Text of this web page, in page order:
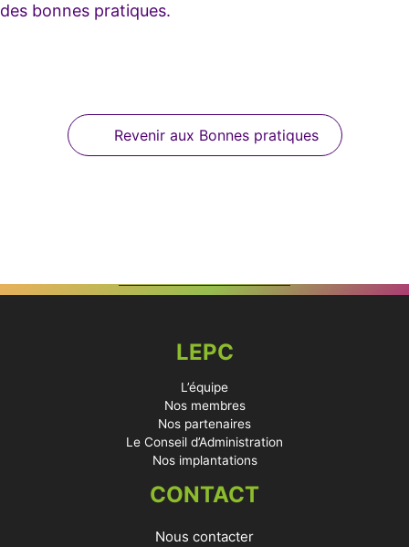
des bonnes pratiques.
Revenir aux Bonnes pratiques
LEPC
L’équipe
Nos membres
Nos partenaires
Le Conseil d’Administration
Nos implantations
CONTACT
Nous contacter